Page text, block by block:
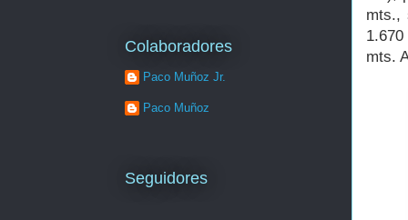
mts.,
mts.
Colaboradores
Paco Muñoz Jr.
Paco Muñoz
Seguidores